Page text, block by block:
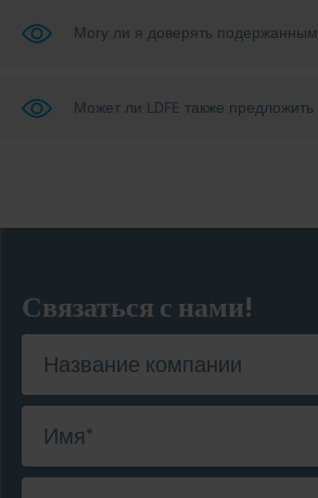
Могу ли я доверять
Может ли LDFE также
Связаться с нами!
Название компании
Имя*